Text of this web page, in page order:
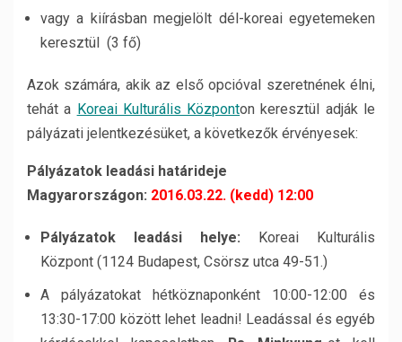
vagy a kiírásban megjelölt dél-koreai egyetemeken
keresztül (3 fő)
Azok számára, akik az első opcióval szeretnének élni,
tehát a Koreai Kulturális Központon keresztül adják le
pályázati jelentkezésüket, a következők érvényesek:
Pályázatok leadási határideje
Magyarországon: 2016.03.22. (kedd) 12:00
Pályázatok leadási helye: Koreai Kulturális
Központ (1124 Budapest, Csörsz utca 49-51.)
A pályázatokat hétköznaponként 10:00-12:00 és
13:30-17:00 között lehet leadni! Leadással és egyéb